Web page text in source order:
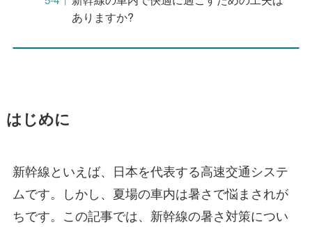
ありますか?
はじめに
新幹線といえば、日本を代表する高速交通システ
ムです。しかし、夏場の車内は暑さで悩まされが
ちです。この記事では、新幹線の暑さ対策につい